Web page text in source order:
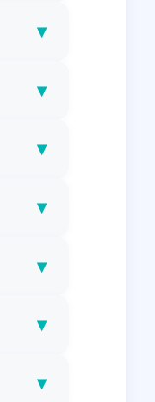
▾
▾
▾
▾
▾
▾
▾